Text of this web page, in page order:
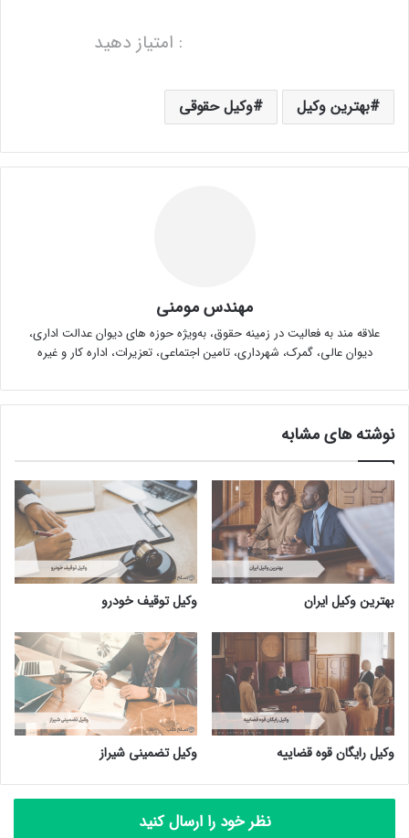
: امتیاز دهید
بهترین وکیل وکیل حقوقی
مهندس مومنی
علاقه مند به فعالیت در زمینه حقوق، به‌ویژه حوزه های دیوان عدالت اداری،
دیوان عالی، گمرک، شهرداری، تامین اجتماعی، تعزیرات، اداره کار و غیره
نوشته های مشابه
بهترین وکیل ایران وکیل توقیف خودرو
وکیل رایگان قوه قضاییه وکیل تضمینی شیراز
نظر خود را ارسال کنید